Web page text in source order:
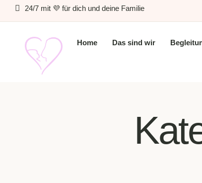
24/7 mit 💜 für dich und deine Familie
Home Das sind wir